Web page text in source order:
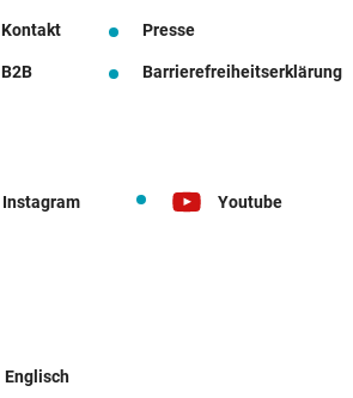
Kontakt Presse
B2B Barrierefreiheitserklärung
Instagram Youtube
Englisch